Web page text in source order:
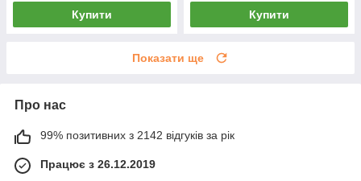
Купити Купити
Показати ще
Про нас
99% позитивних з 2142 відгуків за рік
Працює з 26.12.2019